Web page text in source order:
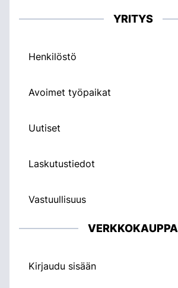
YRITYS
Henkilöstö
Avoimet työpaikat
Uutiset
Laskutustiedot
Vastuullisuus
VERKKOKAUPPA
Kirjaudu sisään